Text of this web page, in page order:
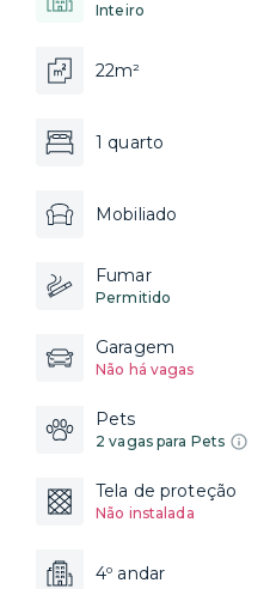
Inteiro
22m²
1 quarto
Mobiliado
Fumar
Permitido
Garagem
Não há vagas
Pets
2 vagas para Pets
Tela de proteção
Não instalada
4º andar